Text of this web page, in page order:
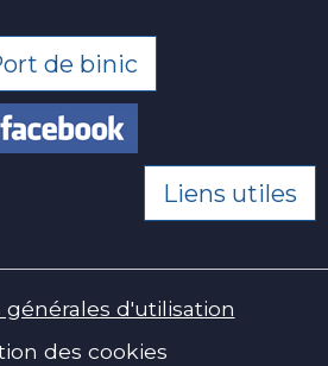
de binic
Liens utiles
générales d'utilisation
des cookies